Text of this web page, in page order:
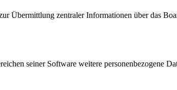
Übermittlung zentraler Informationen über das
seiner Software weitere personenbezogene